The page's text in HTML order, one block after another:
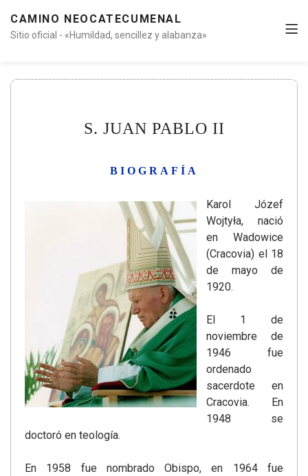
CAMINO NEOCATECUMENAL
Sitio oficial - «Humildad, sencillez y alabanza»
S. JUAN PABLO II
BIOGRAFÍA
Karol Józef
Wojtyła, nació
en Wadowice
(Cracovia) el 18
de mayo de
1920.
El 1 de
noviembre de
1946 fue
ordenado
sacerdote en
Cracovia. En
1948 se
doctoró en teología.
En 1958 fue nombrado Obispo, en 1964 fue